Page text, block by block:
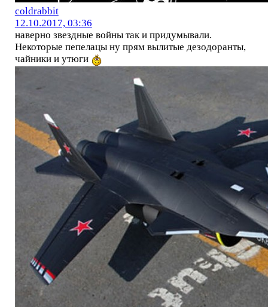
coldrabbit
12.10.2017, 03:36
наверно звездные войны так и придумывали.
Некоторые пепелацы ну прям вылитые дезодоранты,
чайники и утюги